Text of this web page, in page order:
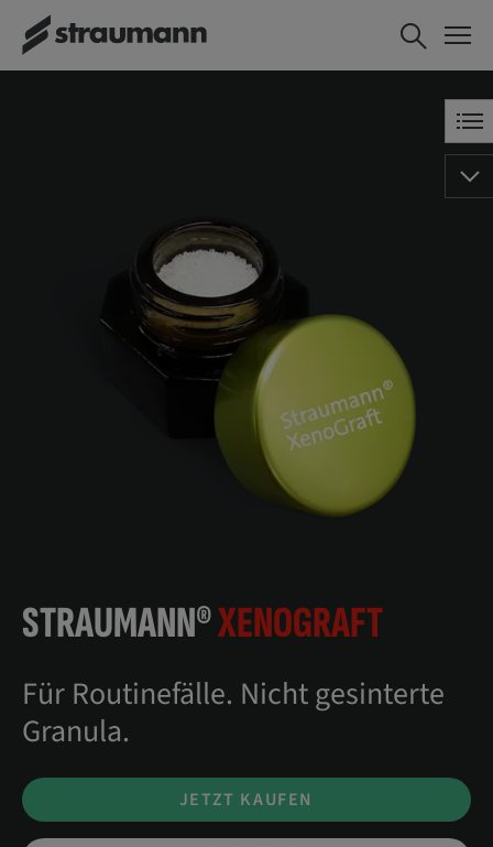
STRAUMANN®XENOGRAFT
Für Routinefälle. Nicht gesinterte
Granula.
JETZT KAUFEN